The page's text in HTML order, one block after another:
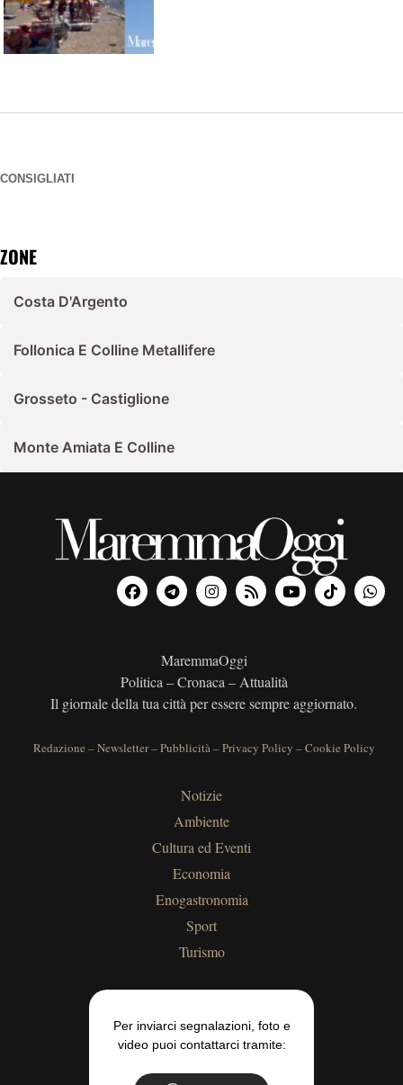
CONSIGLIATI
ZONE
Costa D'Argento
Follonica E Colline Metallifere
Grosseto - Castiglione
Monte Amiata E Colline
MaremmaOggi
Politica – Cronaca – Attualità
Il giornale della tua città per essere sempre aggiornato.
Redazione –Newsletter–Pubblicità–Privacy Policy –Cookie Policy
Notizie
Ambiente
Cultura ed Eventi
Economia
Enogastronomia
Sport
Turismo
Per inviarci segnalazioni, foto e
video puoi contattarci tramite: